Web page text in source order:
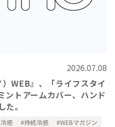
2026.07.08
WEB』、「ライフスタイ
ントアームカバー、ハンド
。
感 持続冷感 WEBマガジン